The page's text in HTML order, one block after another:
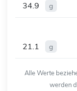
34.9
g
21.1
g
Alle Werte
werden